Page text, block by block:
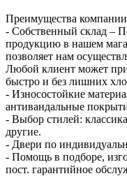
Преимущества
- Собственный склад –
продукцию в нашем
позволяет нам
Любой клиент может
быстро и без лишних
- Износостойкие
антивандальные
- Выбор стилей:
другие.
- Двери по
- Помощь в подборе,
пост. гарантийное